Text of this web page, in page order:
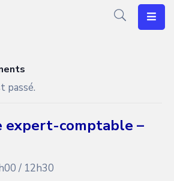
passé.
expert-comptable –
/ 12h30